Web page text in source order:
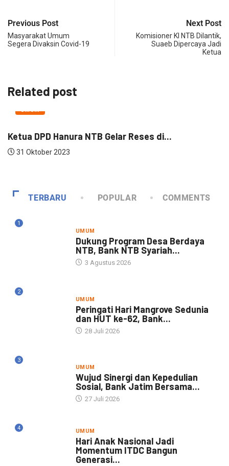
Previous Post
Masyarakat Umum
Segera Divaksin Covid-19
Next Post
Komisioner KI NTB Dilantik,
Suaeb Dipercaya Jadi
Ketua
Related post
UMUM
Ketua DPD Hanura NTB Gelar Reses di...
31 Oktober 2023
TERBARU POPULAR COMMENTS
1
UMUM
Dukung Program Desa Berdaya
NTB, Bank NTB Syariah...
3 Agustus 2026
2
UMUM
Peringati Hari Mangrove Sedunia
dan HUT ke-62, Bank...
28 Juli 2026
3
UMUM
Wujud Sinergi dan Kepedulian
Sosial, Bank Jatim Bersama...
27 Juli 2026
4 UMUM
Hari Anak Nasional Jadi
Momentum ITDC Bangun
Generasi...